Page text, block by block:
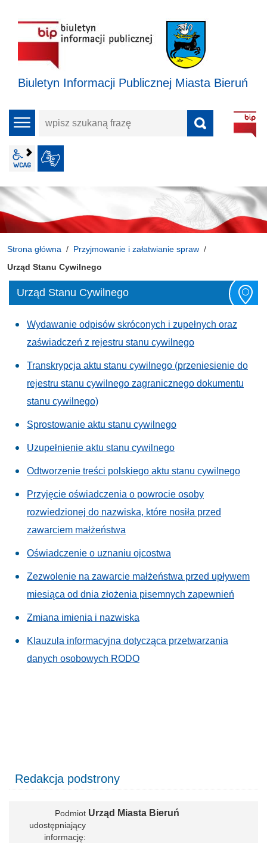
Biuletyn Informacji Publicznej Miasta Bieruń
menu
wpisz
frazę
wcag2.1
Strona główna
Przyjmowanie i załatwianie spraw
Urząd Stanu Cywilnego
Urząd Stanu Cywilnego
Wydawanie odpisów skróconych i zupełnych oraz
zaświadczeń z rejestru stanu cywilnego
Transkrypcja aktu stanu cywilnego (przeniesienie do
rejestru stanu cywilnego zagranicznego dokumentu
stanu cywilnego)
Sprostowanie aktu stanu cywilnego
Uzupełnienie aktu stanu cywilnego
Odtworzenie treści polskiego aktu stanu cywilnego
Przyjęcie oświadczenia o powrocie osoby
rozwiedzionej do nazwiska, które nosiła przed
zawarciem małżeństwa
Oświadczenie o uznaniu ojcostwa
Zezwolenie na zawarcie małżeństwa przed upływem
miesiąca od dnia złożenia pisemnych zapewnień
Zmiana imienia i nazwiska
Klauzula informacyjna dotycząca przetwarzania
danych osobowych RODO
Redakcja podstrony
Podmiot
udostępniający
informację
Urząd Miasta Bieruń